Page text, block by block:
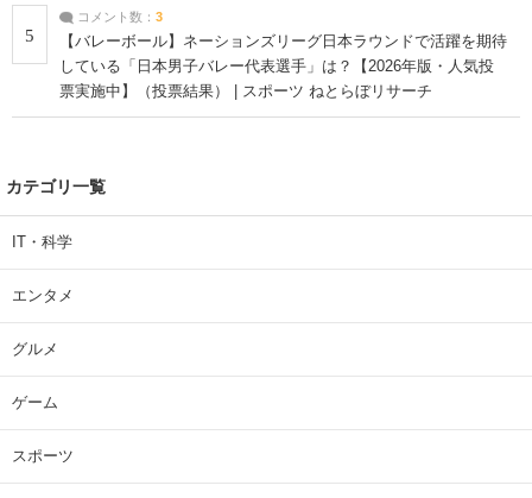
5
コメント数： 3
【バレーボール】ネーションズリーグ日本ラウンドで活躍を期待
している「日本男子バレー代表選手」は？【2026年版・人気投
票実施中】（投票結果） | スポーツ ねとらぼリサーチ
カテゴリ一覧
IT・科学
エンタメ
グルメ
ゲーム
スポーツ